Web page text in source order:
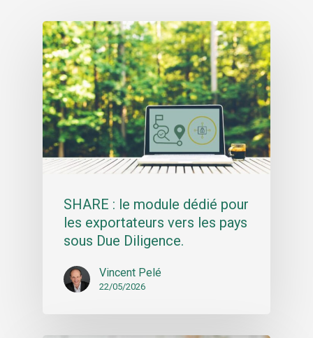
SHARE : le module dédié pour
les exportateurs vers les pays
sous Due Diligence.
Vincent Pelé
22/05/2026